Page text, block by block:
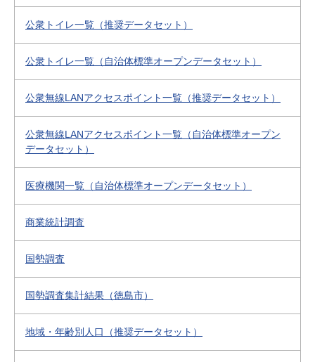
公衆トイレ一覧（推奨データセット）
公衆トイレ一覧（自治体標準オープンデータセット）
公衆無線LANアクセスポイント一覧（推奨データセット）
公衆無線LANアクセスポイント一覧（自治体標準オープン
データセット）
医療機関一覧（自治体標準オープンデータセット）
商業統計調査
国勢調査
国勢調査集計結果（徳島市）
地域・年齢別人口（推奨データセット）